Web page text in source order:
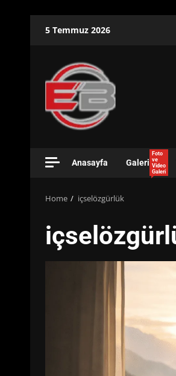
5 Temmuz 2026
Anasayfa Galeri
Foto
ve
Video
Galeri
Home içselözgürlük